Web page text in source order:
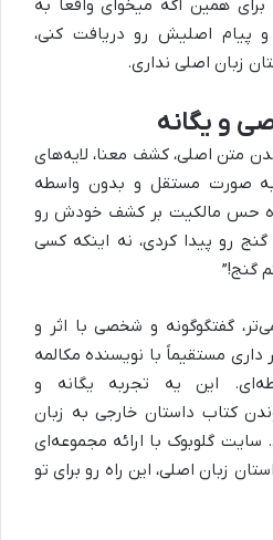
همین اگه میخوای واقعاً به
پیام اصلیش رو دریافت کنی،
زبان اصلی نداری.
و یگانه
متن اصلی، کشف معنا، لایه‌های
صورت مستقل و بدون واسطه
حس مالکیت بر کشف خودش رو
رو پیدا کردی، نه اینکه کسی
گنج!”
گفتگوگونه و شخصی با اثر و
داری مستقیماً با نویسنده مکالمه
این یه تجربه یگانه و
کتاب داستان خارجی به زبان
گلوبوک با ارائه مجموعه‌ای
زبان اصلی، این راه رو برای تو